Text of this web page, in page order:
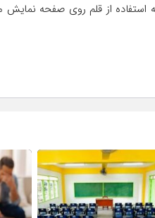
از قلم روی صفحه نمایش